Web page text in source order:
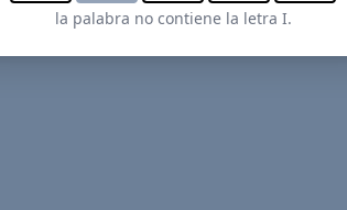
la palabra no contiene la letra I.